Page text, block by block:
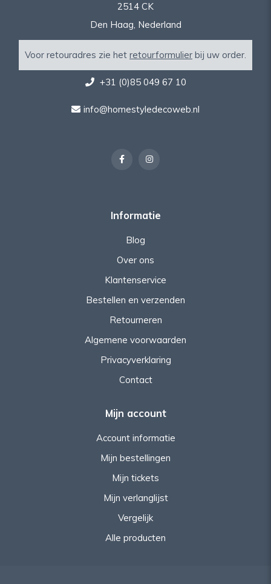
2514 CK
Den Haag, Nederland
Voor retouradres zie het retourformulier bij uw order.
+31 (0)85 049 67 10
info@homestyledecoweb.nl
Informatie
Blog
Over ons
Klantenservice
Bestellen en verzenden
Retourneren
Algemene voorwaarden
Privacyverklaring
Contact
Mijn account
Account informatie
Mijn bestellingen
Mijn tickets
Mijn verlanglijst
Vergelijk
Alle producten